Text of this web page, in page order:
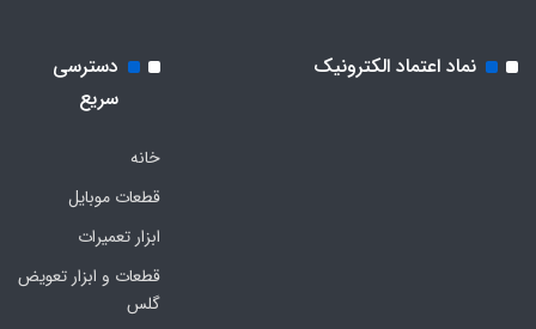
نماد اعتماد الکترونیک
دسترسی
سریع
خانه
قطعات موبایل
ابزار تعمیرات
قطعات و ابزار تعویض
گلس